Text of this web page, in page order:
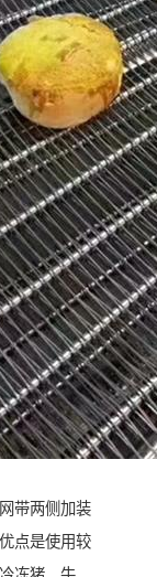
带两侧加装
点是使用较